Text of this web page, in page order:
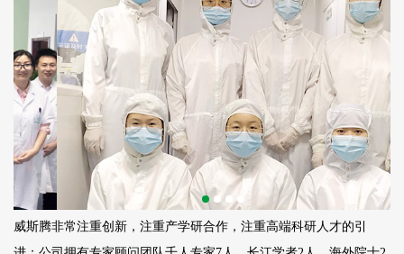
威斯腾非常注重创新，注重产学研合作，注重高端科研人才的引